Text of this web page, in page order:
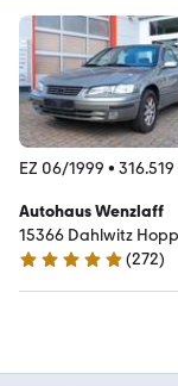
EZ 06/1999 • 316.519
Autohaus Wenzlaff
15366 Dahlwitz
5 Sterne
(272)